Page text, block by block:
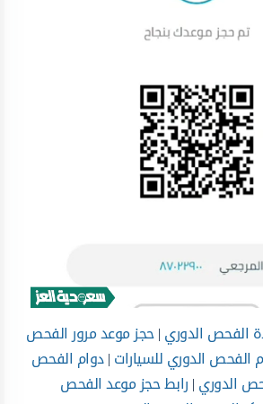
الفحص الدوري|حجز موعد مرور الفحص
الفحص الدوري للسيارات|دوام الفحص
الدوري|رابط حجز موعد الفحص